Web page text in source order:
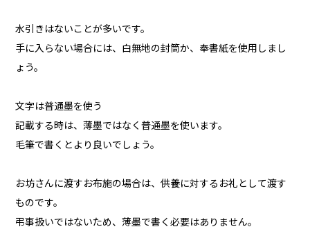
水引きはないことが多いです。
手に入らない場合には、白無地の封筒か、奉書紙を使用しまし
ょう。
文字は普通墨を使う
記載する時は、薄墨ではなく普通墨を使います。
毛筆で書くとより良いでしょう。
お坊さんに渡すお布施の場合は、供養に対するお礼として渡す
ものです。
弔事扱いではないため、薄墨で書く必要はありません。